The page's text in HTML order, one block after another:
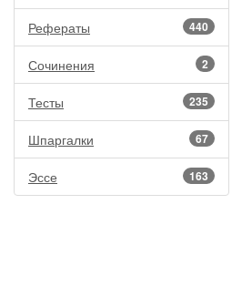
440
Рефераты
2
Сочинения
235
Тесты
67
Шпаргалки
163
Эссе